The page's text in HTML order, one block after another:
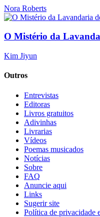
Nora Roberts
O Mistério da
Kim Jiyun
Outros
Entrevistas
Editoras
Livros gratuitos
Adivinhas
Livrarias
Vídeos
Poemas musicados
Notícias
Sobre
FAQ
Anuncie aqui
Links
Sugerir site
Política de privacidade